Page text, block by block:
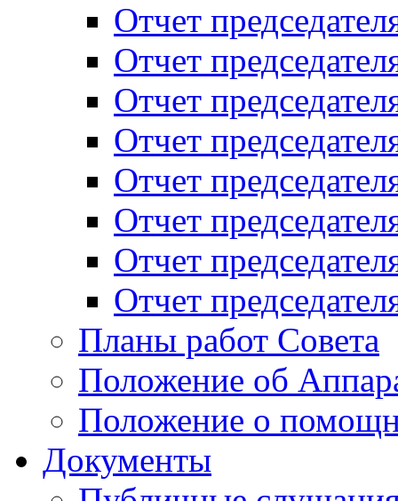
Отчет
Отчет
Отчет
Отчет
Отчет
Отчет
Отчет
Отчет
Планы работ Совета
Положение об
Положение о
Документы